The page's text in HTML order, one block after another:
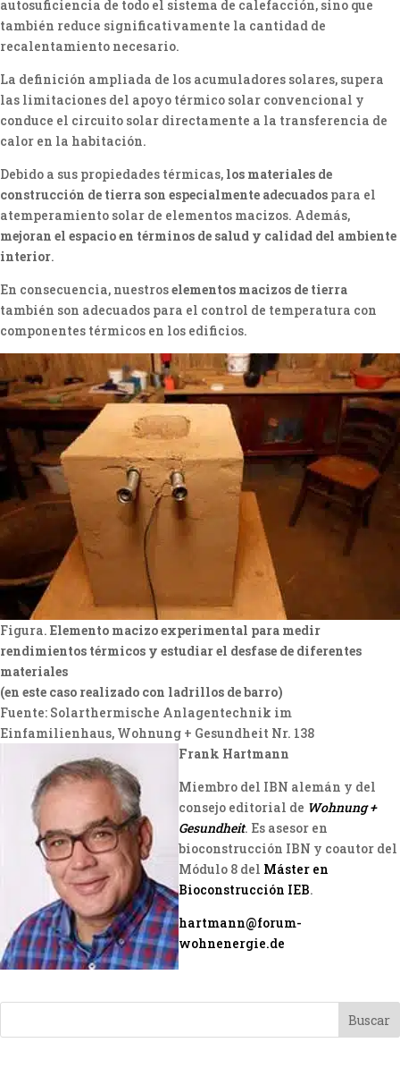
autosuficiencia de todo el sistema de calefacción, sino que
también reduce significativamente la cantidad de
recalentamiento necesario.
La definición ampliada de los acumuladores solares, supera
las limitaciones del apoyo térmico solar convencional y
conduce el circuito solar directamente a la transferencia de
calor en la habitación.
Debido a sus propiedades térmicas, los materiales de
construcción de tierra son especialmente adecuados para el
atemperamiento solar de elementos macizos. Además,
mejoran el espacio en términos de salud y calidad del ambiente
interior.
En consecuencia, nuestroselementos macizos de tierra
también son adecuados para el control de temperatura con
componentes térmicos en los edificios.
Figura. Elemento macizo experimental para medir
rendimientos térmicos y estudiar el desfase de diferentes
materiales
(en este caso realizado con ladrillos de barro)
Fuente: Solarthermische Anlagentechnik im
Einfamilienhaus, Wohnung + Gesundheit Nr. 138
Frank Hartmann
Miembro del IBN alemán y del
consejo editorial de Wohnung +
Gesundheit. Es asesor en
bioconstrucción IBN y coautor del
Módulo 8 del Máster en
Bioconstrucción IEB.
hartmann@forum-
wohnenergie.de